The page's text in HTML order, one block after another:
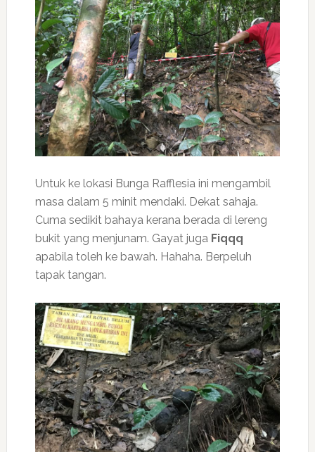
Untuk ke lokasi Bunga Rafflesia ini mengambil
masa dalam 5 minit mendaki. Dekat sahaja.
Cuma sedikit bahaya kerana berada di lereng
bukit yang menjunam. Gayat juga Fiqqq
apabila toleh ke bawah. Hahaha. Berpeluh
tapak tangan.